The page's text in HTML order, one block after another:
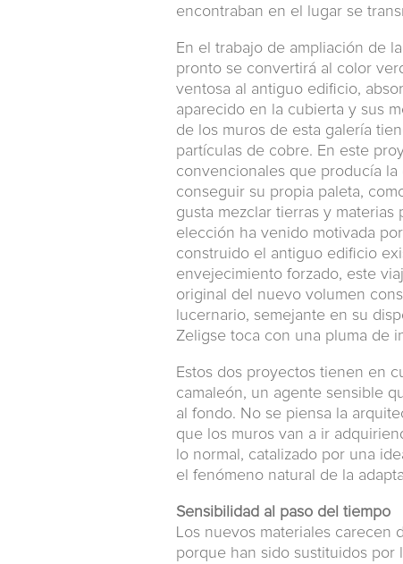
encontraban en el lugar se
En el trabajo de ampliación de
pronto se convertirá al color
ventosa al antiguo edificio,
aparecido en la cubierta y sus
de los muros de esta galería
partículas de cobre. En este
convencionales que producía
conseguir su propia paleta,
gusta mezclar tierras y materias
elección ha venido motivada
construido el antiguo edificio
envejecimiento forzado, este
original del nuevo volumen
lucernario, semejante en su
Zeligse toca con una pluma de
Estos dos proyectos tienen en
camaleón, un agente sensible
al fondo. No se piensa la
que los muros van a ir
lo normal, catalizado por una
el fenómeno natural de la
Sensibilidad al paso del tiempo
Los nuevos materiales carecen
porque han sido sustituidos por